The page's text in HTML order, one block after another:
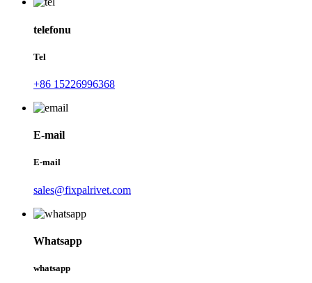
telefonu
Tel
+86 15226996368
E-mail
E-mail
sales@fixpalrivet.com
Whatsapp
whatsapp